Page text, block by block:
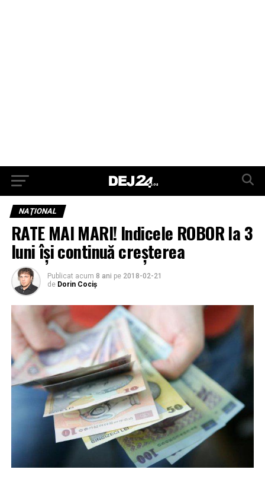
NAŢIONAL
RATE MAI MARI! Indicele ROBOR la 3
luni își continuă creşterea
Publicat acum 8 ani pe 2018-02-21
de Dorin Cociș